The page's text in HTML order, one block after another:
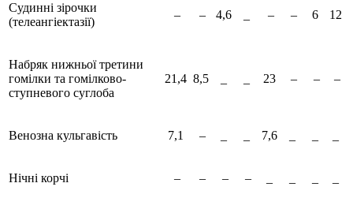
Судинні зірочки
(телеангіектазії)
– – 4,6 – – 6 12
Набряк нижньої третини
гомілки та гомілково-
ступневого суглоба
21,4 8,5 23 – – –
Венозна кульгавість 7,1 – 7,6
Нічні корчі – – – –